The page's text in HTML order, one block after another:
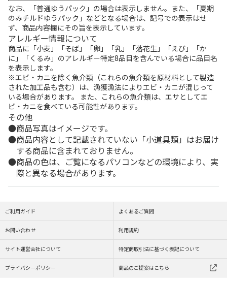
なお、「普通ゆうパック」の場合は表示しません。また、「夏期
のみチルドゆうパック」などとなる場合は、記号での表示はせ
ず、商品内容欄にその旨を表示しています。
アレルギー情報について
商品に「小麦」「そば」「卵」「乳」「落花生」「えび」「か
に」「くるみ」のアレルギー特定8品目を含んでいる場合に品目名
を表示します。
※エビ・カニを除く魚介類（これらの魚介類を原材料として製造
された加工品も含む）は、漁獲漁法によりエビ・カニが混じって
いる場合があります。 また、これらの魚介類は、エサとしてエ
ビ・カニを食べている可能性があります。
その他
商品写真はイメージです。
商品内容として記載されていない「小道具類」はお届け
する商品に含まれておりません。
商品の色は、ご覧になるパソコンなどの環境により、実
際と異なる場合があります。
ご利用ガイド よくあるご質問
お問い合わせ 利用規約
サイト運営会社について 特定商取引法に基づく表記について
プライバシーポリシー 商品のご提案はこちら